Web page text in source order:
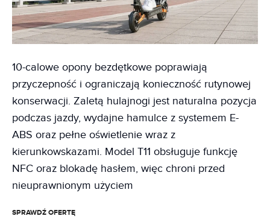
10-calowe opony bezdętkowe poprawiają
przyczepność i ograniczają konieczność rutynowej
konserwacji. Zaletą hulajnogi jest naturalna pozycja
podczas jazdy, wydajne hamulce z systemem E-
ABS oraz pełne oświetlenie wraz z
kierunkowskazami. Model T11 obsługuje funkcję
NFC oraz blokadę hasłem, więc chroni przed
nieuprawnionym użyciem
SPRAWDŹ OFERTĘ